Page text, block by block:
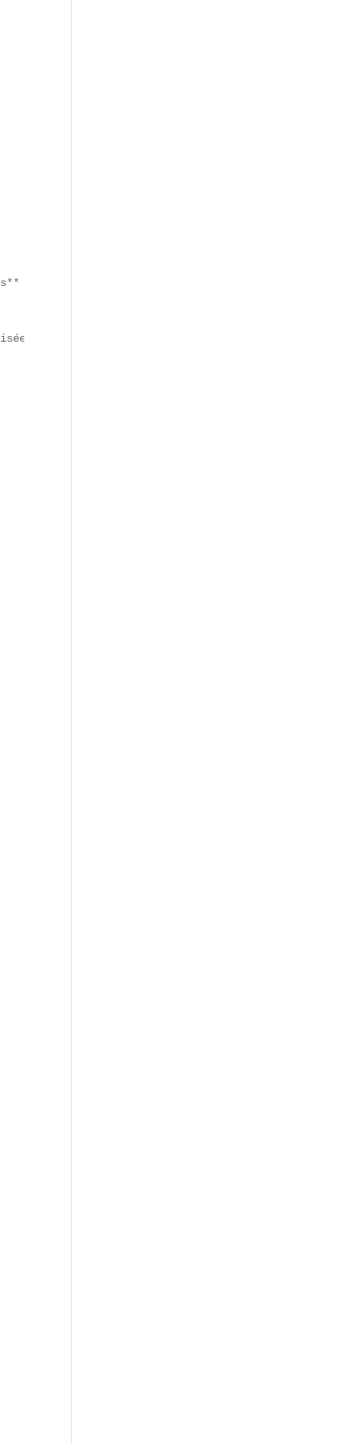
qui ont bondi de 25 % selon une étude
évoque à la fois le **croustillant** du poulet et